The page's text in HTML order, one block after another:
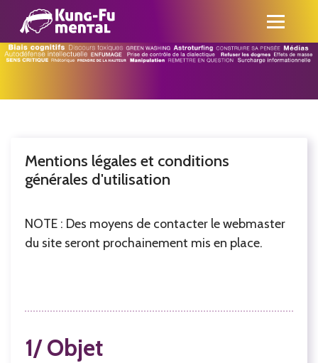
Mentions légales et conditions
générales d'utilisation
NOTE : Des moyens de contacter le webmaster
du site seront prochainement mis en place.
1/ Objet